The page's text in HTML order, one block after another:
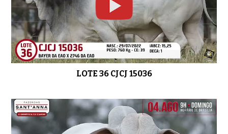
LOTE 36 CJCJ 15036